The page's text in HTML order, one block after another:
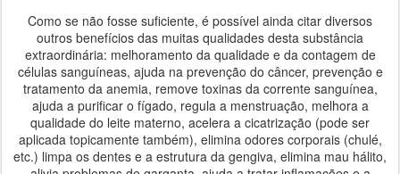
Como se não fosse suficiente, é possível ainda citar diversos
outros benefícios das muitas qualidades desta substância
extraordinária: melhoramento da qualidade e da contagem de
células sanguíneas, ajuda na prevenção do câncer, prevenção e
tratamento da anemia, remove toxinas da corrente sanguínea,
ajuda a purificar o fígado, regula a menstruação, melhora a
qualidade do leite materno, acelera a cicatrização (pode ser
aplicada topicamente também), elimina odores corporais (chulé,
etc.) limpa os dentes e a estrutura da gengiva, elimina mau hálito,